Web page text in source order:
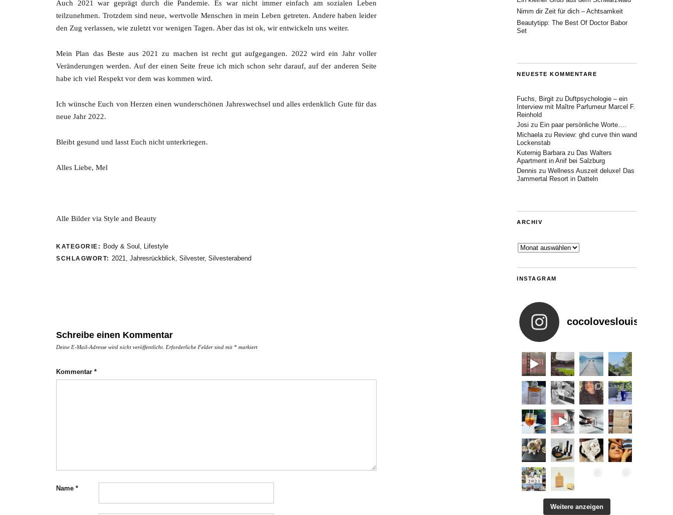
Auch 2021 war geprägt durch die Pandemie. Es war nicht immer einfach am sozialen Leben
teilzunehmen. Trotzdem sind neue, wertvolle Menschen in mein Leben getreten. Andere haben leider
den Zug verlassen, wie zuletzt vor wenigen Tagen. Aber das ist ok, wir entwickeln uns weiter.
Mein Plan das Beste aus 2021 zu machen ist recht gut aufgegangen. 2022 wird ein Jahr voller
Veränderungen werden. Auf der einen Seite freue ich mich schon sehr darauf, auf der anderen Seite
habe ich viel Respekt vor dem was kommen wird.
Ich wünsche Euch von Herzen einen wunderschönen Jahreswechsel und alles erdenklich Gute für das
neue Jahr 2022.
Bleibt gesund und lasst Euch nicht unterkriegen.
Alles Liebe, Mel
Alle Bilder via Style and Beauty
KATEGORIE: Body & Soul , Lifestyle
SCHLAGWORT: 2021, Jahresrückblick, Silvester, Silvesterabend
Schreibe einen Kommentar
Deine E-Mail-Adresse wird nicht veröffentlicht. Erforderliche Felder sind mit * markiert
Kommentar *
Name *
Nimm dir Zeit für dich – Achtsamkeit
Beautytipp: The Best Of Doctor Babor
Set
NEUESTE KOMMENTARE
Fuchs, Birgit zu Duftpsychologie – ein
Interview mit Maître Parfumeur Marcel F.
Reinhold
Josi zu Ein paar persönliche Worte….
Michaelazu Review: ghd curve thin wand
Lockenstab
Kuternig Barbarazu Das Walters
Apartment in Anif bei Salzburg
Dennis zu Wellness Auszeit deluxe! Das
Jammertal Resort in Datteln
ARCHIV
Archiv
INSTAGRAM
cocoloveslouis
Weitere anzeigen